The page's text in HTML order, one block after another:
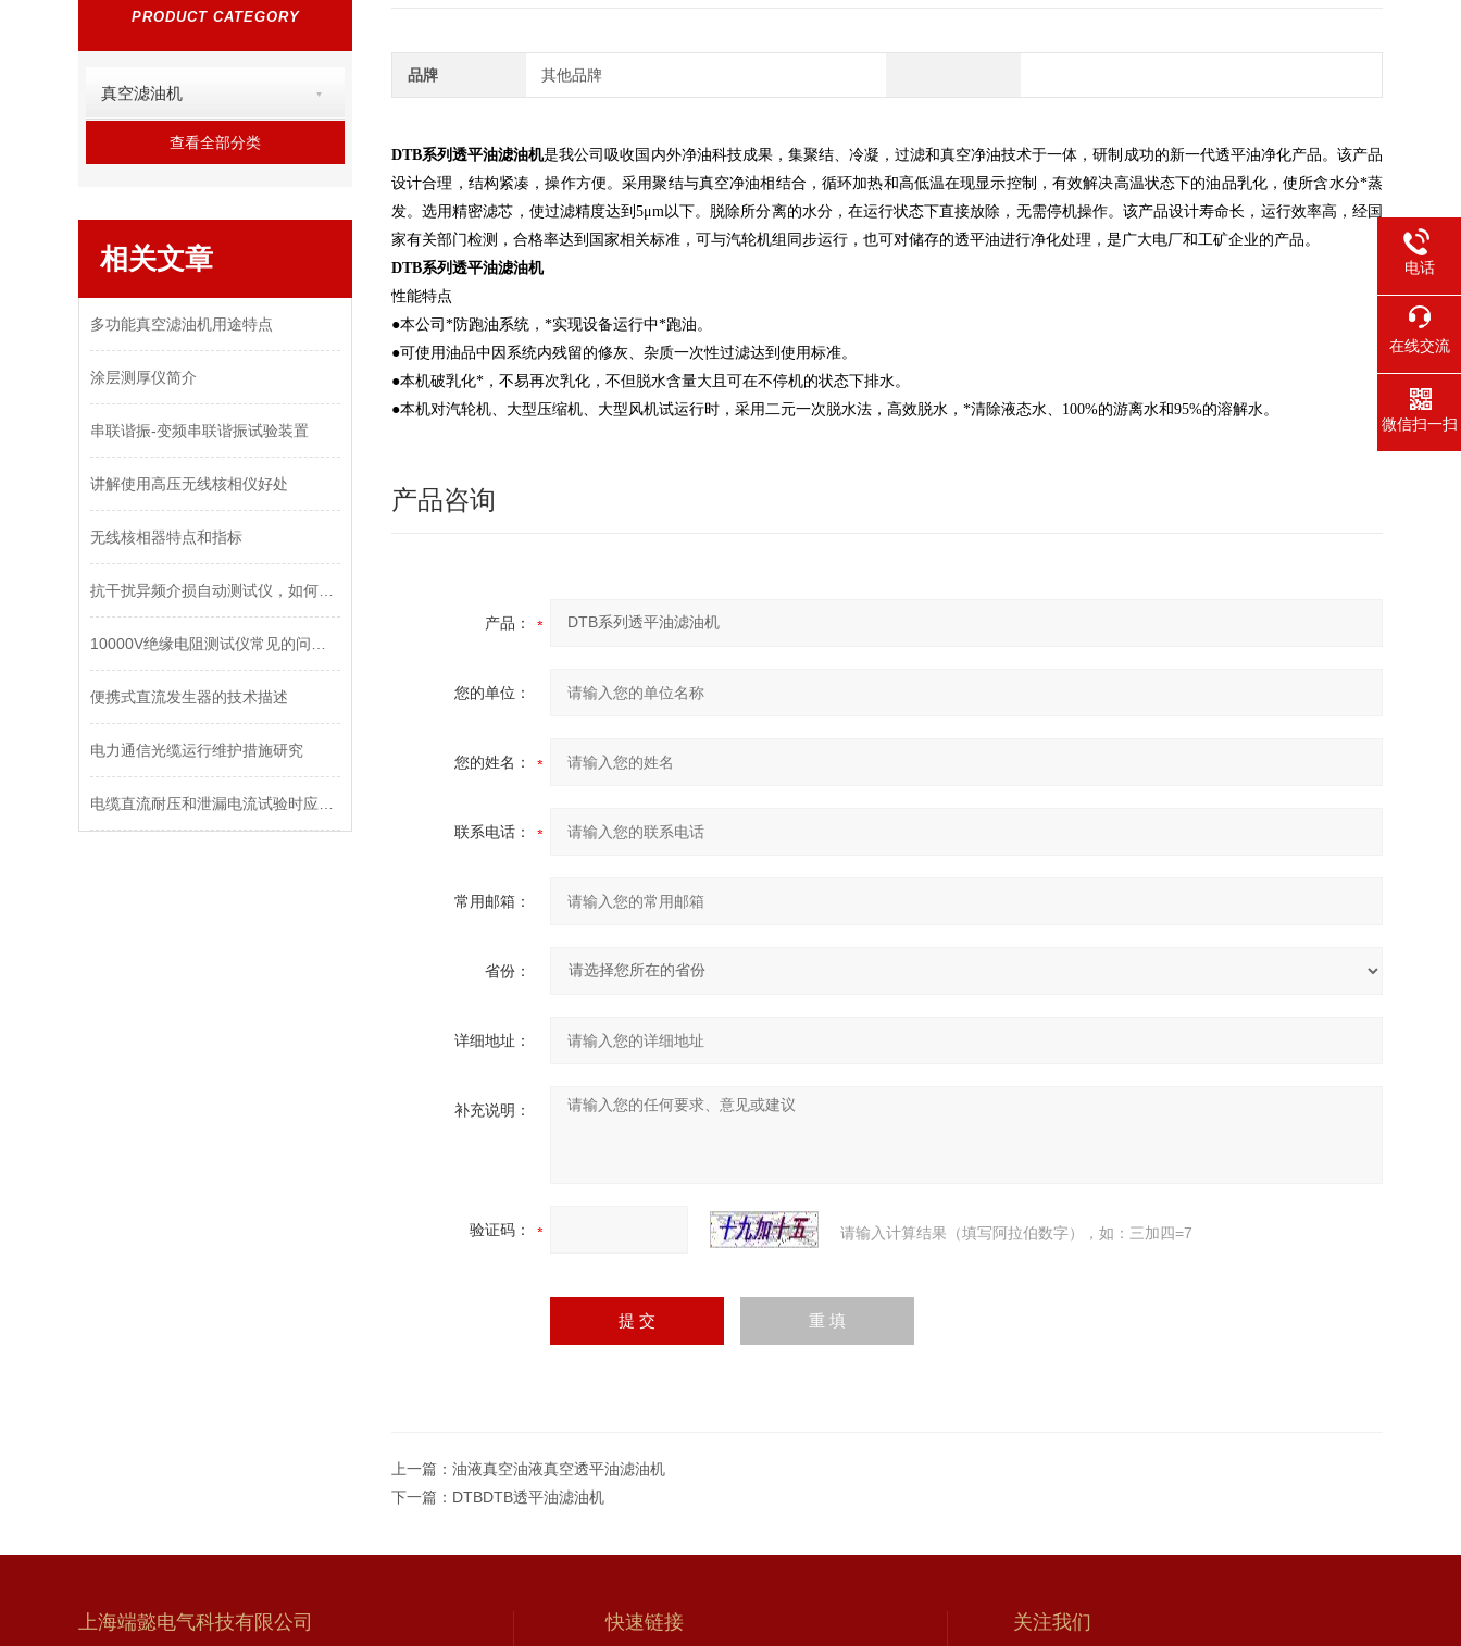
PRODUCT CATEGORY
真空滤油机
查看全部分类
相关文章
多功能真空滤油机用途特点
涂层测厚仪简介
串联谐振-变频串联谐振试验装置
讲解使用高压无线核相仪好处
无线核相器特点和指标
便携式直流发生器的技术描述
电力通信光缆运行维护措施研究
品牌 其他品牌
DTB系列透平油滤油机是我公司吸收国内外净油科技成果，集聚结、冷凝，过滤和真空净油技术于一体，研制成功的新一代透平油净化产品。该产品
设计合理，结构紧凑，操作方便。采用聚结与真空净油相结合，循环加热和高低温在现显示控制，有效解决高温状态下的油品乳化，使所含水分*蒸
发。选用精密滤芯，使过滤精度达到5μm以下。脱除所分离的水分，在运行状态下直接放除，无需停机操作。该产品设计寿命长，运行效率高，经国
家有关部门检测，合格率达到国家相关标准，可与汽轮机组同步运行，也可对储存的透平油进行净化处理，是广大电厂和工矿企业的产品。
DTB系列透平油滤油机
性能特点
●本公司*防跑油系统，*实现设备运行中*跑油。
●可使用油品中因系统内残留的修灰、杂质一次性过滤达到使用标准。
●本机破乳化*，不易再次乳化，不但脱水含量大且可在不停机的状态下排水。
●本机对汽轮机、大型压缩机、大型风机试运行时，采用二元一次脱水法，高效脱水，*清除液态水、100%的游离水和95%的溶解水。
产品咨询
产品：
您的单位：
您的姓名：
联系电话：
常用邮箱：
省份：
详细地址：
补充说明：
验证码： 请输入计算结果（填写阿拉伯数字），如：三加四=7
上一篇： 油液真空油液真空透平油滤油机
下一篇： DTBDTB透平油滤油机
上海端懿电气科技有限公司 快速链接 关注我们
电话
在线交流
微信扫一扫